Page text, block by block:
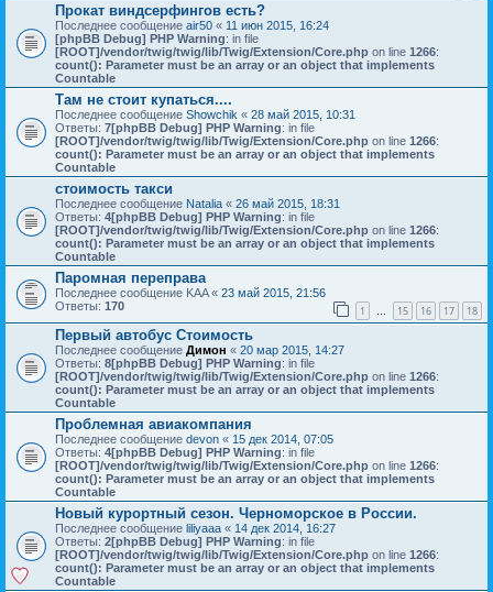
Прокат виндсерфингов есть?
Последнее сообщение air50 « 11 июн 2015, 16:24
[phpBB Debug] PHP Warning: in file
[ROOT]/vendor/twig/twig/lib/Twig/Extension/Core.php on line 1266:
count(): Parameter must be an array or an object that implements
Countable
Там не стоит купаться....
Последнее сообщение Showchik « 28 май 2015, 10:31
Ответы: 7[phpBB Debug] PHP Warning: in file
[ROOT]/vendor/twig/twig/lib/Twig/Extension/Core.php on line 1266:
count(): Parameter must be an array or an object that implements
Countable
стоимость такси
Последнее сообщение Natalia « 26 май 2015, 18:31
Ответы: 4[phpBB Debug] PHP Warning: in file
[ROOT]/vendor/twig/twig/lib/Twig/Extension/Core.php on line 1266:
count(): Parameter must be an array or an object that implements
Countable
Паромная переправа
Последнее сообщение KAA« 23 май 2015, 21:56
Ответы: 170 1 15 16 17 18
Первый автобус Стоимость
Последнее сообщение Димон « 20 мар 2015, 14:27
Ответы: 8[phpBB Debug] PHP Warning: in file
[ROOT]/vendor/twig/twig/lib/Twig/Extension/Core.php on line 1266:
count(): Parameter must be an array or an object that implements
Countable
Проблемная авиакомпания
Последнее сообщение devon « 15 дек 2014, 07:05
Ответы: 4[phpBB Debug] PHP Warning: in file
[ROOT]/vendor/twig/twig/lib/Twig/Extension/Core.php on line 1266:
count(): Parameter must be an array or an object that implements
Countable
Новый курортный сезон. Черноморское в России.
Последнее сообщение liliyaaa « 14 дек 2014, 16:27
Ответы: 2[phpBB Debug] PHP Warning: in file
[ROOT]/vendor/twig/twig/lib/Twig/Extension/Core.php on line 1266:
count(): Parameter must be an array or an object that implements
Countable